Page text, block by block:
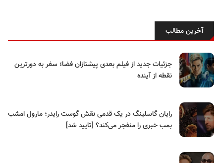
آخرین مطالب
جزئیات جدید از فیلم بعدی پیشتازان فضا؛ سفر به دورترین
نقطه از آینده
رایان گاسلینگ در یک قدمی نقش گوست رایدر؛ مارول امشب
بمب خبری را منفجر می‌کند؟ [تایید شد]